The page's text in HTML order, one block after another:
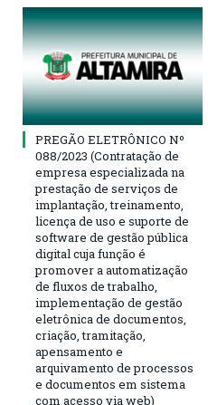
PREGÃO ELETRÔNICO Nº
088/2023 (Contratação de
empresa especializada na
prestação de serviços de
implantação, treinamento,
licença de uso e suporte de
software de gestão pública
digital cuja função é
promover a automatização
de fluxos de trabalho,
implementação de gestão
eletrônica de documentos,
criação, tramitação,
apensamento e
arquivamento de processos
e documentos em sistema
com acesso via web)